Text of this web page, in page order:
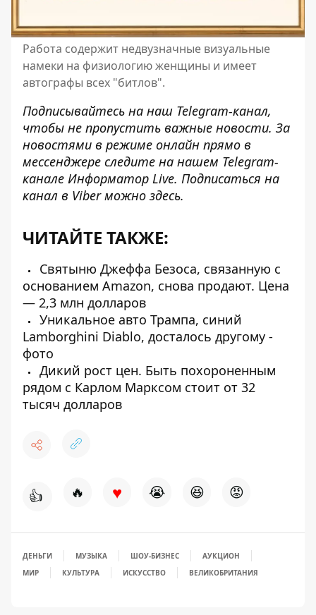
Работа содержит недвузначные визуальные
намеки на физиологию женщины и имеет
автографы всех "битлов".
Подписывайтесь на наш Telegram-канал,
чтобы не пропустить важные новости. За
новостями в режиме онлайн прямо в
мессенджере следите на нашем Telegram-
канале Информатор Live. Подписаться на
канал в Viber можно здесь.
ЧИТАЙТЕ ТАКЖЕ:
Святыню Джеффа Безоса, связанную с
основанием Amazon, снова продают. Цена
— 2,3 млн долларов
Уникальное авто Трампа, синий
Lamborghini Diablo, досталось другому -
фото
Дикий рост цен. Быть похороненным
рядом с Карлом Марксом стоит от 32
тысяч долларов
👍 🔥 ♥ 😭 😆 😡
ДЕНЬГИ МУЗЫКА ШОУ-БИЗНЕС
АУКЦИОН
МИР
КУЛЬТУРА ИСКУССТВО ВЕЛИКОБРИТАНИЯ